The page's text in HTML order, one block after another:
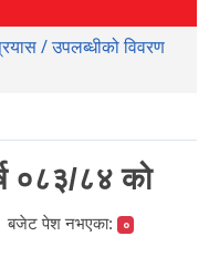
०८३/८४ को
बजेट पेश नभएका: ०